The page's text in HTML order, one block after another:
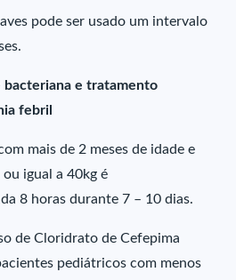
pode ser usado um intervalo
bacteriana e tratamento
febril
mais de 2 meses de idade e
igual a 40kg é
8 horas durante 7 – 10 dias.
de Cloridrato de Cefepima
pediátricos com menos